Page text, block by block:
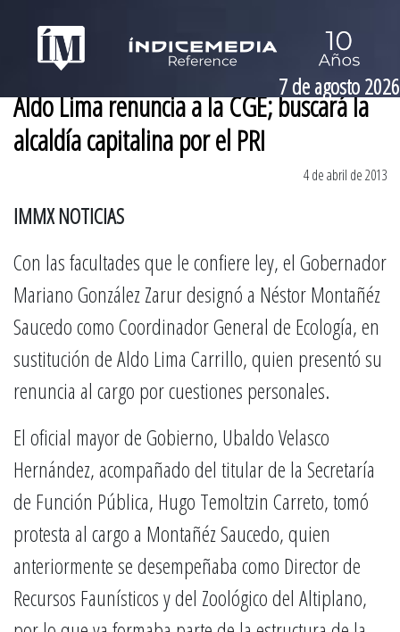
7 de agosto 2026
Aldo Lima renuncia a la CGE; buscará la
alcaldía capitalina por el PRI
4 de abril de 2013
IMMX NOTICIAS
Con las facultades que le confiere ley, el Gobernador
Mariano González Zarur designó a Néstor Montañéz
Saucedo como Coordinador General de Ecología, en
sustitución de Aldo Lima Carrillo, quien presentó su
renuncia al cargo por cuestiones personales.
El oficial mayor de Gobierno, Ubaldo Velasco
Hernández, acompañado del titular de la Secretaría
de Función Pública, Hugo Temoltzin Carreto, tomó
protesta al cargo a Montañéz Saucedo, quien
anteriormente se desempeñaba como Director de
Recursos Faunísticos y del Zoológico del Altiplano,